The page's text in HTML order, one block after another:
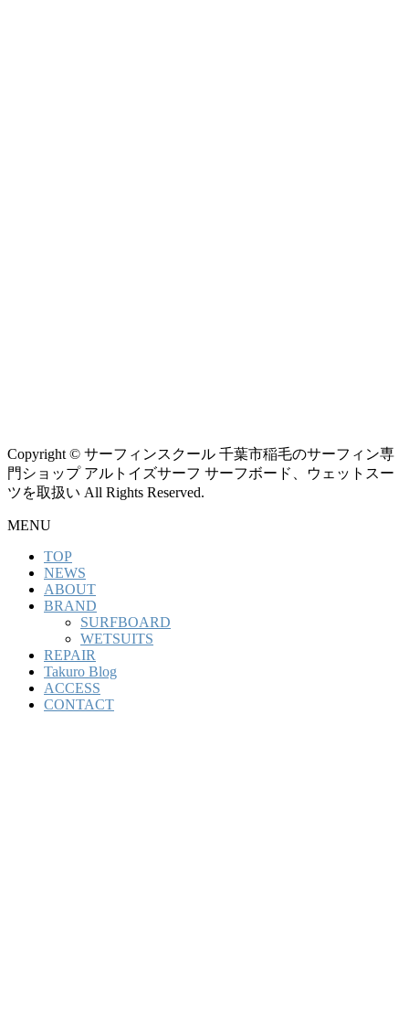
Copyright © サーフィンスクール 千葉市稲毛のサーフィン専
門ショップ アルトイズサーフ サーフボード、ウェットスー
ツを取扱い All Rights Reserved.
MENU
TOP
NEWS
ABOUT
BRAND
SURFBOARD
WETSUITS
REPAIR
Takuro Blog
ACCESS
CONTACT